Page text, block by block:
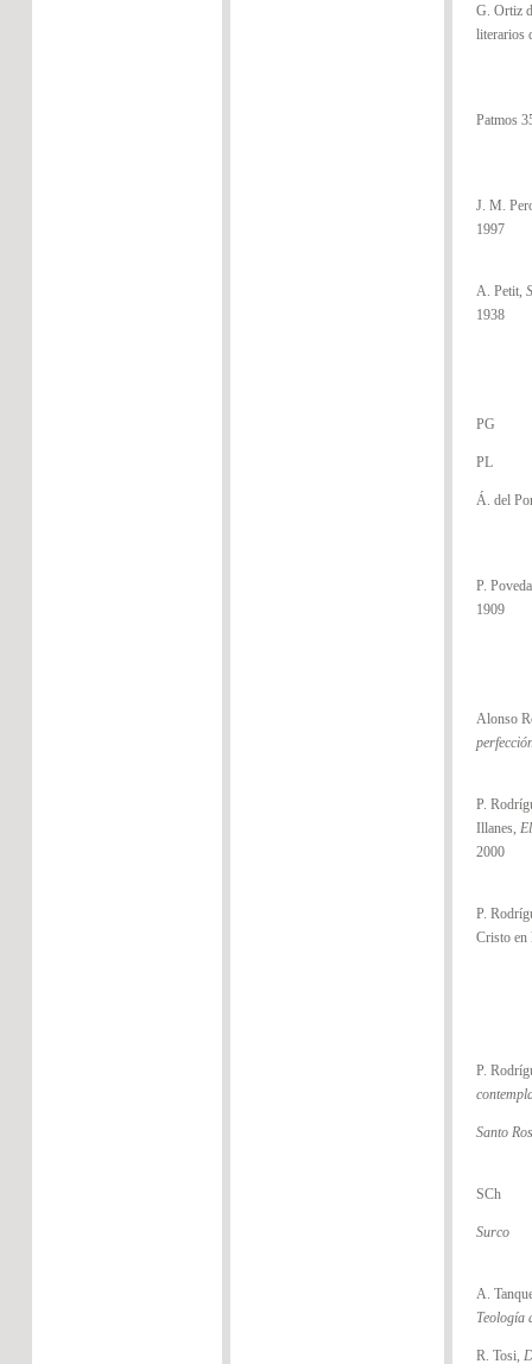
G. Ortiz
literarios
Patmos
J. M.
1997
A. Petit,
1938
PG
PL
Á. del
P.
1909
Alonso
P.
Illanes, E
2000
P.
Cristo en
P.
Santo
SCh
Surco
A.
Teología
R. Tosi,